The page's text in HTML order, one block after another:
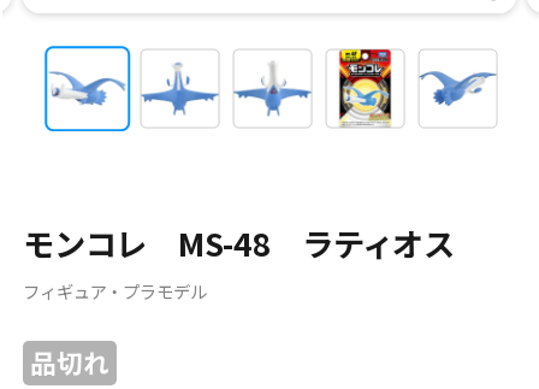
モンコレ MS-48 ラティオス
フィギュア・プラモデル
品切れ